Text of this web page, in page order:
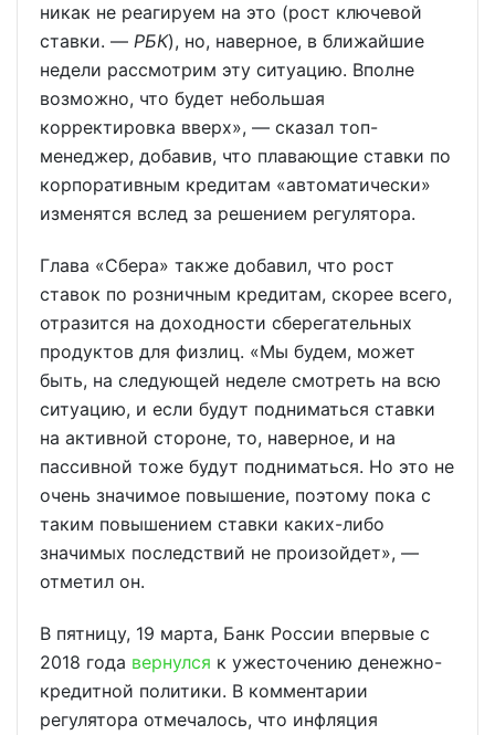
никак не реагируем на это (рост ключевой
ставки. — РБК), но, наверное, в ближайшие
недели рассмотрим эту ситуацию. Вполне
возможно, что будет небольшая
корректировка вверх», — сказал топ-
менеджер, добавив, что плавающие ставки по
корпоративным кредитам «автоматически»
изменятся вслед за решением регулятора.
Глава «Сбера» также добавил, что рост
ставок по розничным кредитам, скорее всего,
отразится на доходности сберегательных
продуктов для физлиц. «Мы будем, может
быть, на следующей неделе смотреть на всю
ситуацию, и если будут подниматься ставки
на активной стороне, то, наверное, и на
пассивной тоже будут подниматься. Но это не
очень значимое повышение, поэтому пока с
таким повышением ставки каких-либо
значимых последствий не произойдет», —
отметил он.
В пятницу, 19 марта, Банк России впервые с
2018 года вернулся к ужесточению денежно-
кредитной политики. В комментарии
регулятора отмечалось, что инфляция